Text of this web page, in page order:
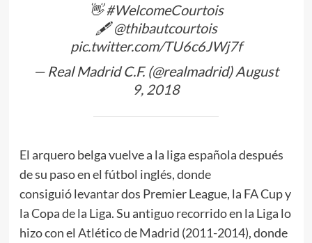
👋#WelcomeCourtois
🖋@thibautcourtois
pic.twitter.com/TU6c6JWj7f
— Real Madrid C.F. (@realmadrid)August
9, 2018
El arquero belga vuelve a la liga española después
de su paso en el fútbol inglés, donde
consiguió levantar dos Premier League, la FA Cup y
la Copa de la Liga. Su antiguo recorrido en la Liga lo
hizo con el Atlético de Madrid (2011-2014), donde